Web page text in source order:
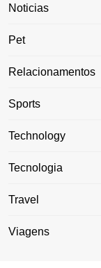
Noticias
Pet
Relacionamentos
Sports
Technology
Tecnologia
Travel
Viagens